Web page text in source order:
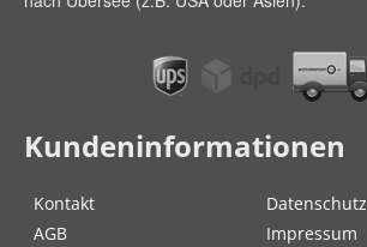
Kundeninformationen
Kontakt
Datenschutz
AGB
Impressum